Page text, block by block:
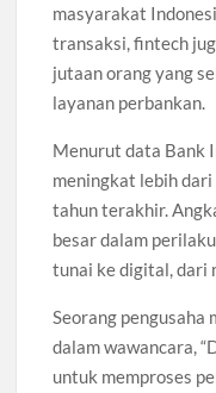
masyarakat
transaksi, fintech
jutaan orang yang
layanan perbankan.
Menurut data Bank
meningkat lebih
tahun terakhir.
besar dalam
tunai ke digital, dari
Seorang pengusaha
dalam wawancara,
untuk memproses